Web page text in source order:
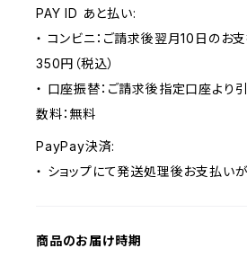
PAY ID あと払い:
・ コンビニ：ご請求後翌月10日のお
350円（税込）
・ 口座振替：ご請求後指定口座より
数料：無料
PayPay決済:
・ ショップにて発送処理後お支払い
商品のお届け時期